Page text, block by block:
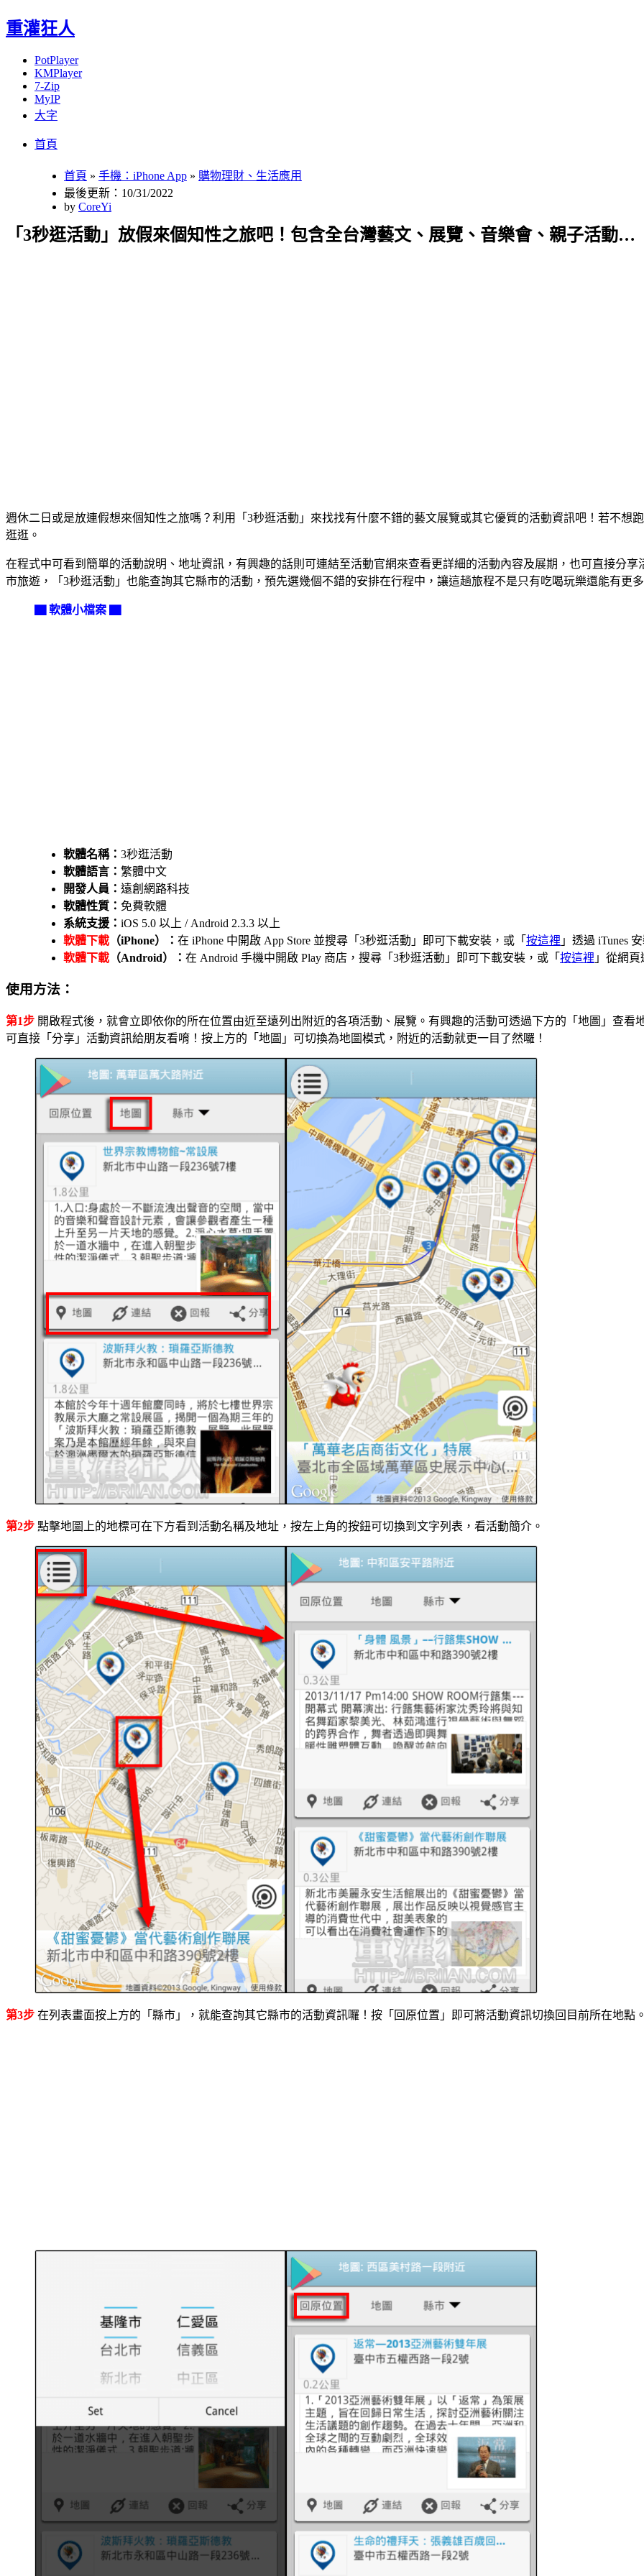
重灌狂人
PotPlayer
KMPlayer
7-Zip
MyIP
大字
首頁
首頁 » 手機：iPhone App » 購物理財、生活應用
最後更新：10/31/2022
by CoreYi
「3秒逛活動」放假來個知性之旅吧！包含全台灣藝文、展覽、音樂會、親子活動…
週休二日或是放連假想來個知性之旅嗎？利用「3秒逛活動」來找找有什麼不錯的藝文展覽或其它優質的活動資訊吧！若不想
逛逛。
在程式中可看到簡單的活動說明、地址資訊，有興趣的話則可連結至活動官網來查看更詳細的活動內容及展期，也可直接分
市旅遊，「3秒逛活動」也能查詢其它縣市的活動，預先選幾個不錯的安排在行程中，讓這趟旅程不是只有吃喝玩樂還能有更多
▇ 軟體小檔案 ▇
軟體名稱： 3秒逛活動
軟體語言： 繁體中文
開發人員： 遠創網路科技
軟體性質： 免費軟體
系統支援： iOS 5.0 以上 / Android 2.3.3 以上
軟體下載 （iPhone）： 在 iPhone 中開啟 App Store 並搜尋「3秒逛活動」即可下載安裝，或「 按這裡 」透過 iTunes 安
軟體下載 （Android）： 在 Android 手機中開啟 Play 商店，搜尋「3秒逛活動」即可下載安裝，或「 按這裡 」從網頁
使用方法：
第1步 開啟程式後，就會立即依你的所在位置由近至遠列出附近的各項活動、展覽。有興趣的活動可透過下方的「地圖」查
可直接「分享」活動資訊給朋友看唷！按上方的「地圖」可切換為地圖模式，附近的活動就更一目了然囉！
第2步 點擊地圖上的地標可在下方看到活動名稱及地址，按左上角的按鈕可切換到文字列表，看活動簡介。
第3步 在列表畫面按上方的「縣市」，就能查詢其它縣市的活動資訊囉！按「回原位置」即可將活動資訊切換回目前所在地點。